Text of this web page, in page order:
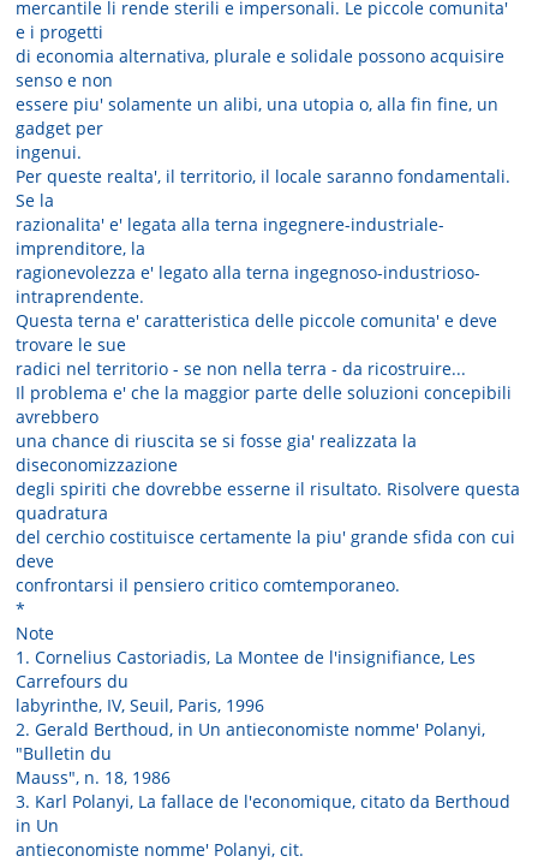
mercantile li rende sterili e impersonali. Le piccole comunita'
e i progetti
di economia alternativa, plurale e solidale possono acquisire
senso e non
essere piu' solamente un alibi, una utopia o, alla fin fine, un
gadget per
ingenui.
Per queste realta', il territorio, il locale saranno fondamentali.
Se la
razionalita' e' legata alla terna ingegnere-industriale-
imprenditore, la
ragionevolezza e' legato alla terna ingegnoso-industrioso-
intraprendente.
Questa terna e' caratteristica delle piccole comunita' e deve
trovare le sue
radici nel territorio - se non nella terra - da ricostruire...
Il problema e' che la maggior parte delle soluzioni concepibili
avrebbero
una chance di riuscita se si fosse gia' realizzata la
diseconomizzazione
degli spiriti che dovrebbe esserne il risultato. Risolvere questa
quadratura
del cerchio costituisce certamente la piu' grande sfida con cui
deve
confrontarsi il pensiero critico comtemporaneo.
*
Note
1. Cornelius Castoriadis, La Montee de l'insignifiance, Les
Carrefours du
labyrinthe, IV, Seuil, Paris, 1996
2. Gerald Berthoud, in Un antieconomiste nomme' Polanyi,
"Bulletin du
Mauss", n. 18, 1986
3. Karl Polanyi, La fallace de l'economique, citato da Berthoud
in Un
antieconomiste nomme' Polanyi, cit.